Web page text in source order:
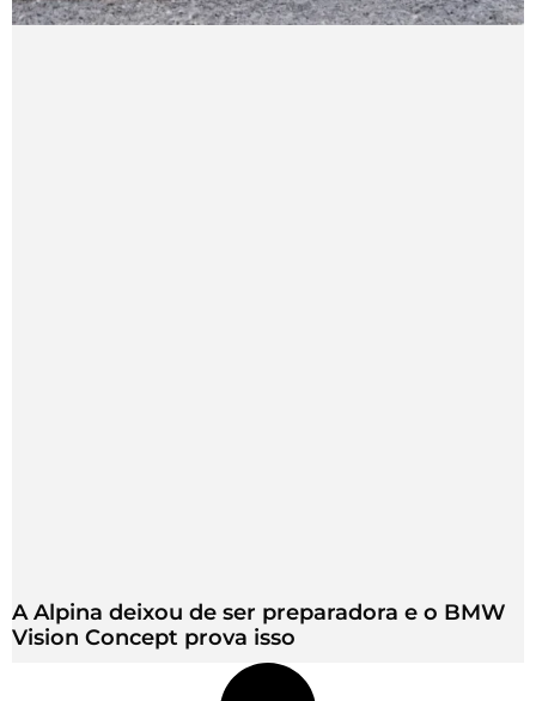
A Alpina deixou de ser preparadora e o BMW
Vision Concept prova isso